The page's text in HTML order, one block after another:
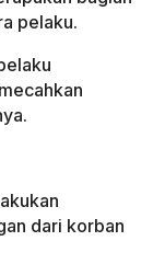
pelaku.
dari korban